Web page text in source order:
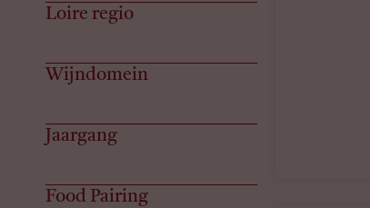
Loire regio
Wijndomein
Jaargang
Food Pairing